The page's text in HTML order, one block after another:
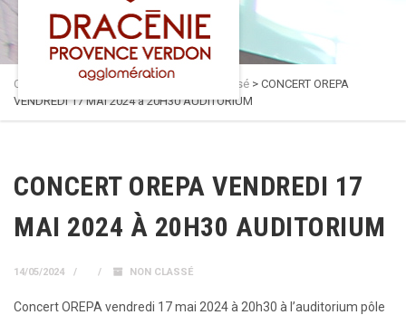
Culture en Dracénie Non classé > CONCERT OREPA
VENDREDI 17 MAI 2024 à 20H30 AUDITORIUM
CONCERT OREPA VENDREDI 17
MAI 2024 À 20H30 AUDITORIUM
14/05/2024 NON CLASSÉ
Concert OREPA vendredi 17 mai 2024 à 20h30 à l’auditorium pôle